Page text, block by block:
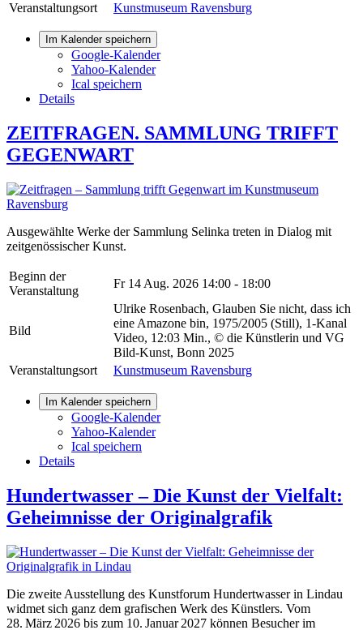
Veranstaltungsort
Kunstmuseum Ravensburg
Im Kalender speichern
Google-Kalender
Yahoo-Kalender
Ical speichern
Details
ZEITFRAGEN. SAMMLUNG TRIFFT
GEGENWART
Ausgewählte Werke der Sammlung Selinka treten in Dialog mit
zeitgenössischer Kunst.
Beginn der
Veranstaltung
Fr 14 Aug. 2026 14:00 - 18:00
Bild
Ulrike Rosenbach, Glauben Sie nicht, dass ich
eine Amazone bin, 1975/2005 (Still), 1-Kanal
Video, 12:03 Min., © die Künstlerin und VG
Bild-Kunst, Bonn 2025
Veranstaltungsort
Kunstmuseum Ravensburg
Im Kalender speichern
Google-Kalender
Yahoo-Kalender
Ical speichern
Details
Hundertwasser – Die Kunst der Vielfalt:
Geheimnisse der Originalgrafik
Die zweite Ausstellung des Kunstforum Hundertwasser in Lindau
widmet sich ganz dem grafischen Werk des Künstlers. Vom
28. März 2026 bis zum 10. Januar 2027 können Besucher im